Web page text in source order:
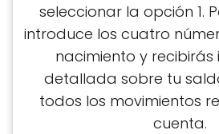
seleccionar la opción 1.
introduce los cuatro
nacimiento y
detallada sobre tu
todos los movimientos
cuenta.